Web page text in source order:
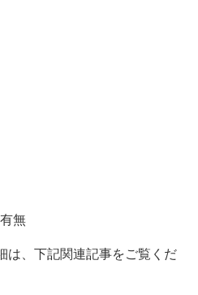
無
は、下記関連記事をご覧くだ